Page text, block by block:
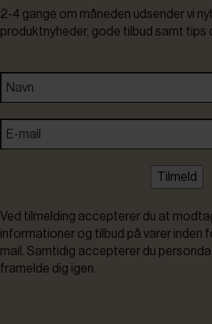
2-4 gange om måneden udsender vi
produktnyheder, gode tilbud samt tips
Tilmeld
Ved tilmelding accepterer du at
informationer og tilbud på varer inden
mail. Samtidig accepterer du
framelde dig igen.